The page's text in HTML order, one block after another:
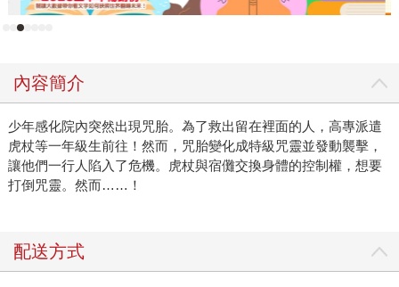
內容簡介
少年感化院內突然出現咒胎。為了救出留在裡面的人，高專派遣
虎杖等一年級生前往！然而，咒胎變化成特級咒靈並發動襲擊，
讓他們一行人陷入了危機。虎杖與宿儺交換身體的控制權，想要
打倒咒靈。然而……！
配送方式